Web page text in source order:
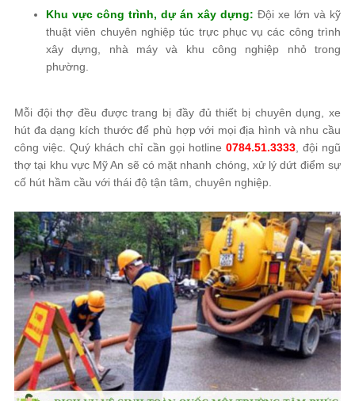
Khu vực công trình, dự án xây dựng: Đội xe lớn và kỹ
thuật viên chuyên nghiệp túc trực phục vụ các công trình
xây dựng, nhà máy và khu công nghiệp nhỏ trong
phường.
Mỗi đội thợ đều được trang bị đầy đủ thiết bị chuyên dụng, xe
hút đa dạng kích thước để phù hợp với mọi địa hình và nhu cầu
công việc. Quý khách chỉ cần gọi hotline 0784.51.3333, đội ngũ
thợ tại khu vực Mỹ An sẽ có mặt nhanh chóng, xử lý dứt điểm sự
cố hút hầm cầu với thái độ tận tâm, chuyên nghiệp.